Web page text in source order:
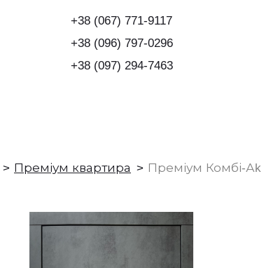
+38 (067) 771-9117
+38 (096) 797-0296
+38 (097) 294-7463
Преміум квартира Преміум Комбі-Аk